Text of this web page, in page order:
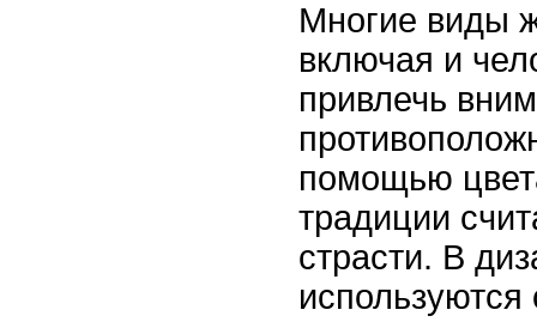
Многие виды
включая и
привлечь
помощью
традиции
страсти. В